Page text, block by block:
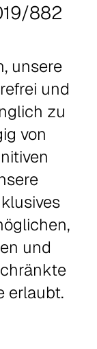
882
unsere
und
zu
von
und
erlaubt.